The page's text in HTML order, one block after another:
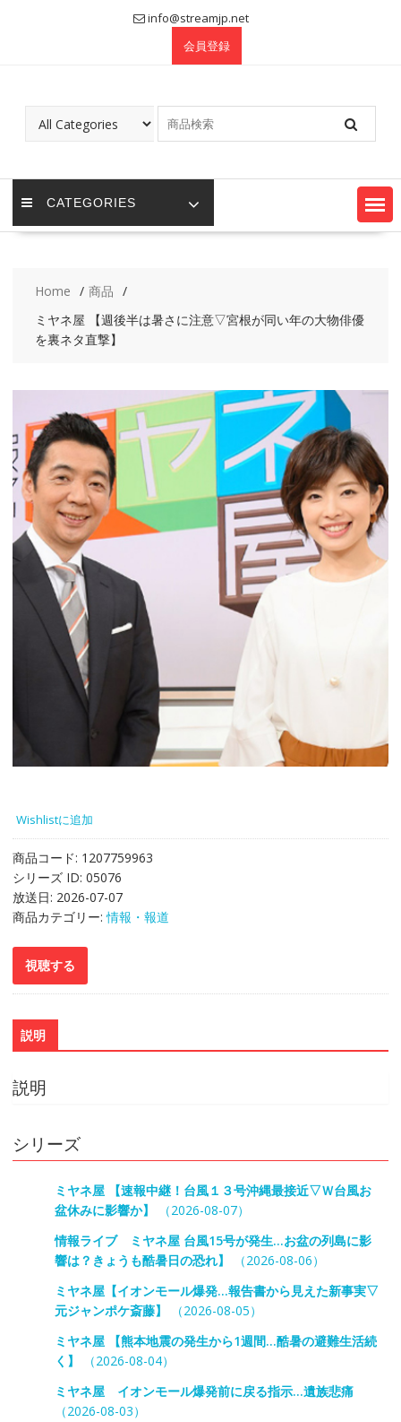
info@streamjp.net
会員登録
CATEGORIES
Home
商品
ミヤネ屋 【週後半は暑さに注意▽宮根が同い年の大物俳優
を裏ネタ直撃】
Wishlistに追加
商品コード: 1207759963
シリーズ ID: 05076
放送日: 2026-07-07
商品カテゴリー:情報・報道
説明
説明
シリーズ
ミヤネ屋 【速報中継！台風１３号沖縄最接近▽Ｗ台風お
盆休みに影響か】
（2026-08-07）
情報ライブ ミヤネ屋 台風15号が発生…お盆の列島に影
響は？きょうも酷暑日の恐れ】
（2026-08-06）
ミヤネ屋【イオンモール爆発…報告書から見えた新事実▽
元ジャンポケ斎藤】
（2026-08-05）
ミヤネ屋 【熊本地震の発生から1週間…酷暑の避難生活続
く】
（2026-08-04）
ミヤネ屋 イオンモール爆発前に戻る指示…遺族悲痛
（2026-08-03）